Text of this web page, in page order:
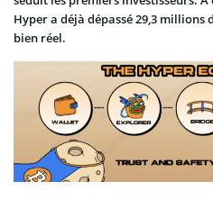
Hyper a déjà dépassé 29,3 millions
bien réel.